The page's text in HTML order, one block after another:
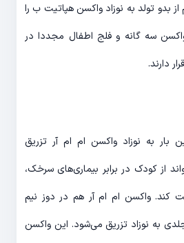
از بدو تولد به نوزاد واکسن هپاتیت ب را
سه گانه و فلج اطفال مجددا در
دارند.
به نوزاد واکسن ام ام آر تزریق
از کودک در برابر بیماری‌های سرخک،
کند. واکسن ام ام آر هم در دوز نیم
به نوزاد تزریق می‌شود. این واکسن